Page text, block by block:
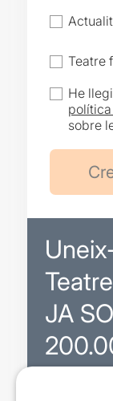
Teatre
He
sobre
JA